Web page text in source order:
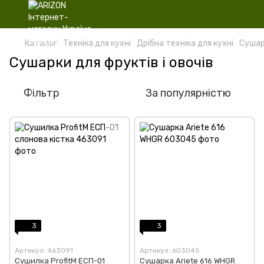
Каталог Техніка для кухні Дрібна техніка для кухні
Сушарки для фруктів і овочів
Фільтр За популярністю
3
Артикул: 463091
Сушилка ProfitM ЕСП-01
3
Артикул: 603045
Сушарка Ariete 616 WHGR